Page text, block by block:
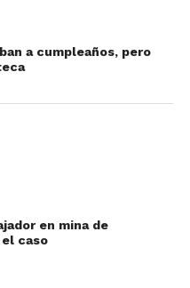
a cumpleaños, pero
en mina de
caso